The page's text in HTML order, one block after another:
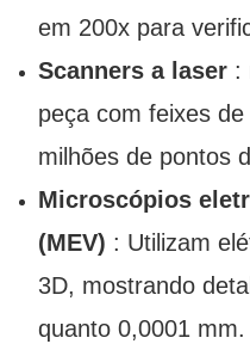
em 200x para
Scanners a laser:
peça com feixes
milhões de pontos
Microscópios
(MEV) : Utilizam
3D, mostrando
quanto 0,0001 mm.